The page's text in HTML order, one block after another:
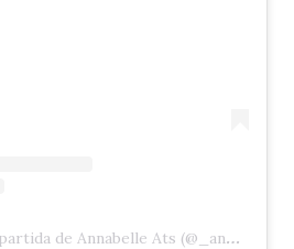
Una publicación compartida de Annabelle Ats (@_annabelle_ats)